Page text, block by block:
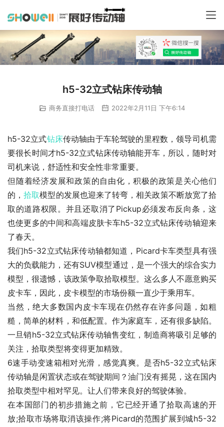
h5-32立式钻床传动轴
商务直接打电话 2022年2月11日 下午6:14
h5-32立式钻床传动轴由于车轮驾驶的里程数，领导司机需
要很长时间才h5-32立式钻床传动轴能开车，所以，随时对
司机来说，舒适性和安全性非常重要。
但随着经济发展和政策的自由化，积极的政策是关心他们
的，拾取模型的发展也迎来了转弯，相关政策不断放宽了拾
取的道路权限。并且还取消了Pickup必须发布反向条，这
也使更多的中间和高端皮肤卡车h5-32立式钻床传动轴迎来
了春天。
我们h5-32立式钻床传动轴都知道，Picard卡车类型具有强
大的负载能力，还有SUV模型通过，是一个强大的综合实力
模型，很遗憾，该政策争取拾取模型。这么多人不愿意购买
皮卡车，因此，皮卡模型的市场份额一直少于乘用车。
当然，绝大多数国内皮卡车现在仍然存在许多问题，如粗
糙，简单的材料，和低配置。作为家庭车，还有很多缺陷。
一旦销h5-32立式钻床传动轴售变红，制造商将吸引足够的
关注，拾取类型将变得更加精致。
6速手动变速箱相对光滑，感觉真爽。是否h5-32立式钻床
传动轴是闲置状态或在驾驶期间？油门没有摇晃，这在国内
拾取类型中相对罕见。让人们带来良好的驾驶体验。
在本国部门的初步措施之前，它已经开通了拾取高速的开
放;拾取市场将取消该操作;将Picard的范围扩展到城h5-32